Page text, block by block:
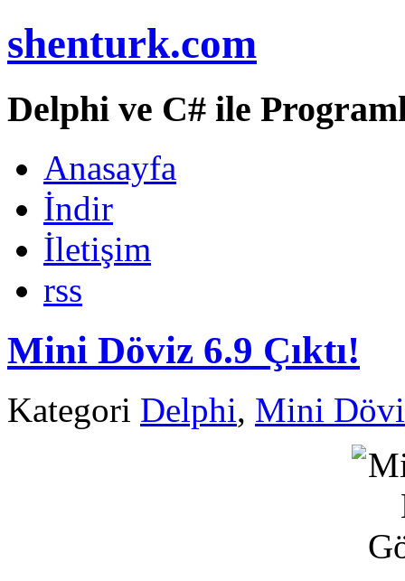
shenturk.com
Delphi ve C# ile
Anasayfa
İndir
İletişim
rss
Mini Döviz 6.9 Çıktı!
Kategori Delphi, Mini